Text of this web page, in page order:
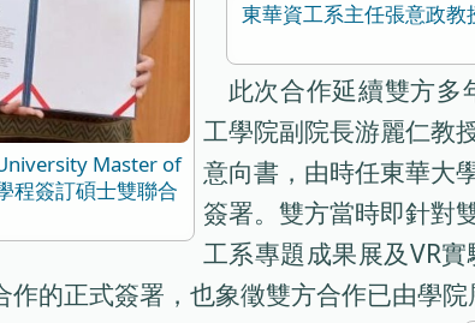
東華資工系主任張意政
Master of
程簽訂碩士雙聯合
此次合作延續雙方
工學院副院長游麗仁教
意向書，由時任東華大
簽署。雙方當時即針對
工系專題成果展及VR
的正式簽署，也象徵雙方合作已由學